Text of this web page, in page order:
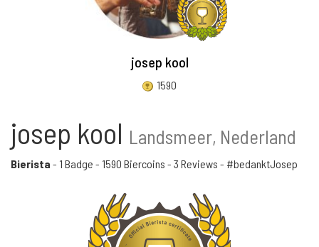
josep kool
1590
josep kool Landsmeer, Nederland
Bierista - 1 Badge - 1590 Biercoins - 3 Reviews - #bedanktJosep